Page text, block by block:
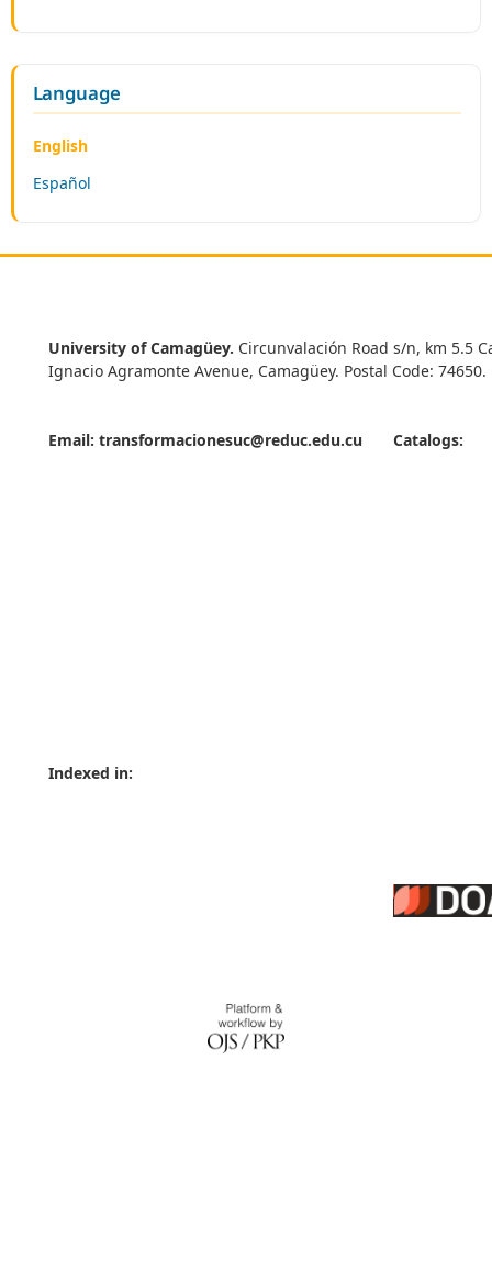
Language
English
Español
University of Camagüey. Circunvalación Road s/n, km 5.5
Ignacio Agramonte Avenue, Camagüey. Postal Code: 74650.
Email: transformacionesuc@reduc.edu.cu
Indexed in:
Catalogs: